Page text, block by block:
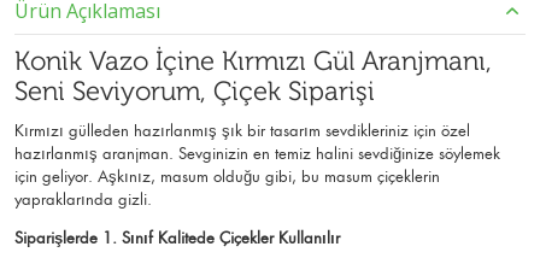
Ürün Açıklaması
Konik Vazo İçine Kırmızı Gül Aranjmanı,
Seni Seviyorum, Çiçek Siparişi
Kırmızı gülleden hazırlanmış şık bir tasarım sevdikleriniz için özel
hazırlanmış aranjman. Sevginizin en temiz halini sevdiğinize söylemek
için geliyor. Aşkınız, masum olduğu gibi, bu masum çiçeklerin
yapraklarında gizli.
Siparişlerde 1. Sınıf Kalitede Çiçekler Kullanılır